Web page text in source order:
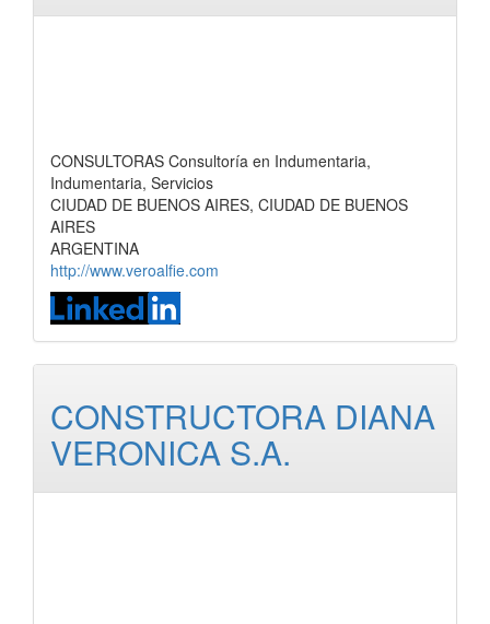
CONSULTORAS Consultoría en Indumentaria,
Indumentaria, Servicios
CIUDAD DE BUENOS AIRES, CIUDAD DE BUENOS
AIRES
ARGENTINA
http://www.veroalfie.com
CONSTRUCTORA DIANA
VERONICA S.A.